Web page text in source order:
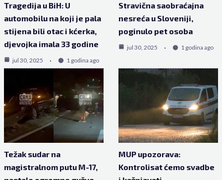
Tragedija u BiH: U
automobilu na koji je pala
stijena bili otac i kćerka,
djevojka imala 33 godine
jul 30, 2025 1 godina ago
Stravična saobraćajna
nesreća u Sloveniji,
poginulo pet osoba
jul 30, 2025 1 godina ago
Težak sudar na
magistralnom putu M-17,
MUP upozorava:
Kontrolisat ćemo svadbe